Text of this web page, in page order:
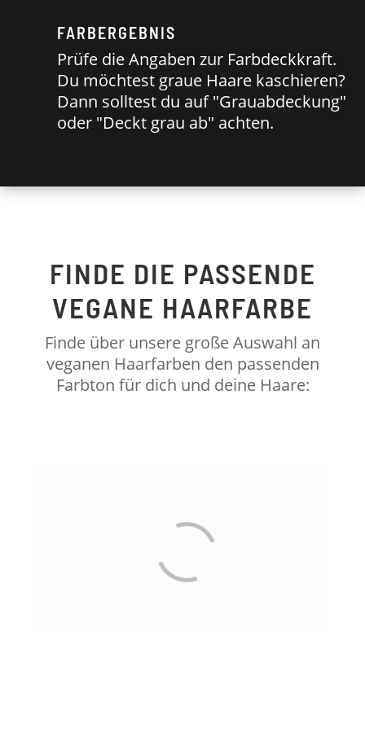
FARBERGEBNIS
Prüfe die Angaben zur Farbdeckkraft.
Du möchtest graue Haare kaschieren?
Dann solltest du auf "Grauabdeckung"
oder "Deckt grau ab" achten.
FINDE DIE PASSENDE
VEGANE HAARFARBE
Finde über unsere große Auswahl an
veganen Haarfarben den passenden
Farbton für dich und deine Haare: